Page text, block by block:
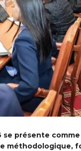
se présente
méthodologique,